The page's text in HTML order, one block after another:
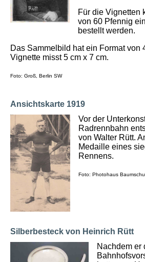
Für die Vignetten
von 60 Pfennig
bestellt werden.
Das Sammelbild hat ein Format von
Vignette misst 5 cm x 7 cm.
Foto: Groß, Berlin SW
Ansichtskarte 1919
Vor der
Radrennbahn
von Walter Rütt.
Medaille eines
Rennens.
Foto: Photohaus
Silberbesteck von Heinrich Rütt
Nachdem er